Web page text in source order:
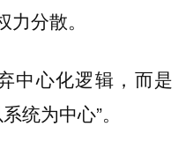
分散。
中心化逻辑，而是
统为中心”。